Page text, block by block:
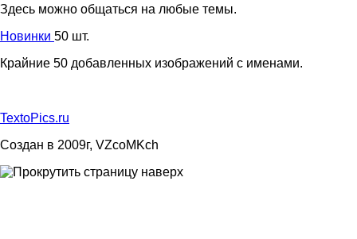
Здесь можно общаться на любые темы.
Новинки 50 шт.
Крайние 50 добавленных изображений с именами.
TextoPics.ru
Создан в 2009г, VZcoMKch